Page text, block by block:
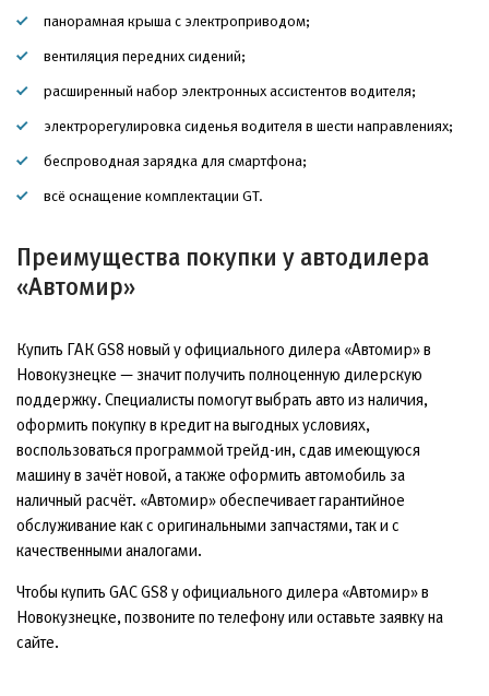
панорамная крыша с электроприводом;
вентиляция передних сидений;
расширенный набор электронных ассистентов водителя;
электрорегулировка сиденья водителя в шести направлениях;
беспроводная зарядка для смартфона;
всё оснащение комплектации GT.
Преимущества покупки у автодилера
«Автомир»
Купить ГАК GS8 новый у официального дилера «Автомир» в
Новокузнецке — значит получить полноценную дилерскую
поддержку. Специалисты помогут выбрать авто из наличия,
оформить покупку в кредит на выгодных условиях,
воспользоваться программой трейд-ин, сдав имеющуюся
машину в зачёт новой, а также оформить автомобиль за
наличный расчёт. «Автомир» обеспечивает гарантийное
обслуживание как с оригинальными запчастями, так и с
качественными аналогами.
Чтобы купить GAC GS8 у официального дилера «Автомир» в
Новокузнецке, позвоните по телефону или оставьте заявку на
сайте.